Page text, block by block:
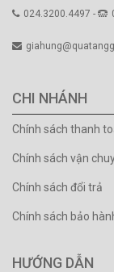
024.3200.4497 -
CHI NHÁNH
Chính sách thanh
Chính sách vận
Chính sách đổi trả
Chính sách bảo
HƯỚNG DẪN